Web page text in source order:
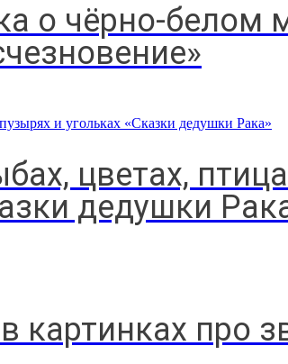
о чёрно-белом
цветах,
дедушки
картинках про